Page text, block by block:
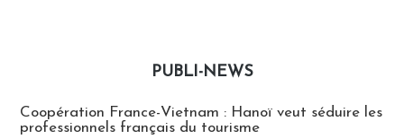
PUBLI-NEWS
Coopération France-Vietnam : Hanoï veut séduire les
professionnels français du tourisme